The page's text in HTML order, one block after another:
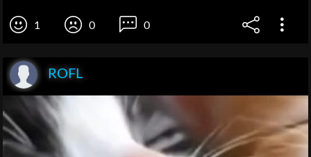
1 0 0
ROFL